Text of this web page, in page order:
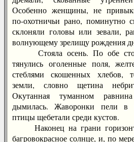
Особенно женщины, не
по-охотничьи рано, поминутно
склоняли головы или зевали,
волнующему зрелищу рождения
Стояла осень. По обе
тянулись оголенные поля,
стеблями скошенных хлебов,
земли, словно щетина
Окутанная туманном
дымилась. Жаворонки пели в
птицы щебетали среди кустов.
Наконец на грани
багровокрасное солнце, и, по